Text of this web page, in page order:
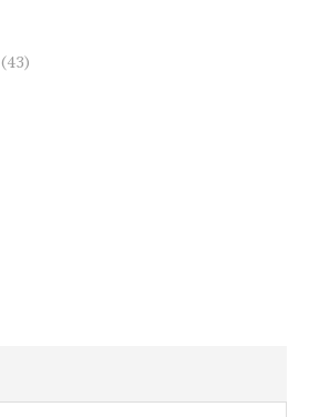
(43)